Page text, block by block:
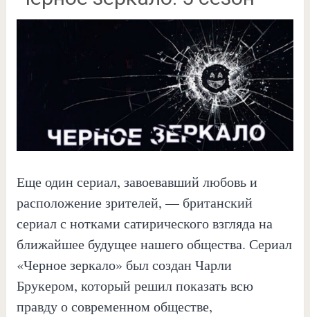
Еще один сериал, завоевавший любовь и
расположение зрителей, — британский
сериал с нотками сатирического взгляда на
ближайшее будущее нашего общества. Сериал
«Черное зеркало» был создан Чарли
Брукером, который решил показать всю
правду о современном обществе,